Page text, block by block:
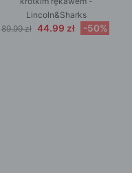
Lincoln&Sharks
89.99 zł 44.99 zł -50%